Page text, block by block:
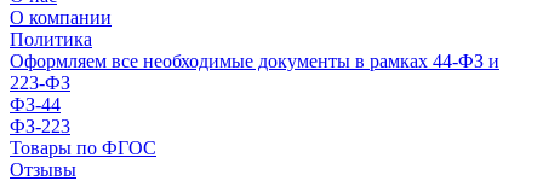
О компании
Политика
Оформляем все необходимые документы в рамках 44-ФЗ и
223-ФЗ
ФЗ-44
ФЗ-223
Товары по ФГОС
Отзывы